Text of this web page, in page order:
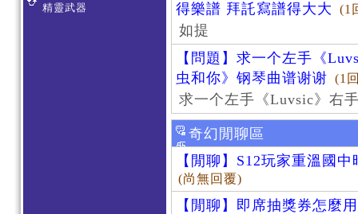
精靈武器
得樂譜 拜託寫譜得大大
(1
如提
【問題】求一个左手《
虫和你》钢琴曲谱谢谢 (1
求一个左手《Luvsic》右
奇幻閒聊區
【閒聊】S12玩家重溫國
(尚無回覆)
【閒聊】即席抽獎券怎麼